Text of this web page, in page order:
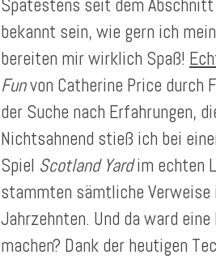
Spätestens seit dem Abschnitt
bekannt sein, wie gern ich
bereiten mir wirklich Spaß!
Funvon Catherine Price durch
der Suche nach Erfahrungen,
Nichtsahnend stieß ich bei
Spiel Scotland Yardim echten
stammten sämtliche Verweise
Jahrzehnten. Und da ward
machen? Dank der heutigen